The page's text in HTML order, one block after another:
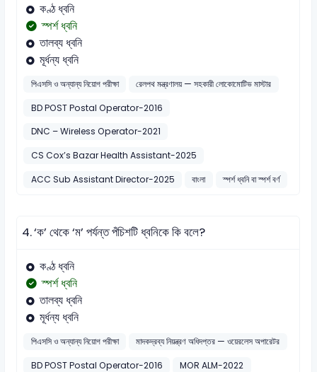
কণ্ঠ ধ্বনি
স্পর্শ ধ্বনি
তালব্য ধ্বনি
মূর্ধন্য ধ্বনি
পিএসসি ও অন্যান্য নিয়োগ পরীক্ষা
রেলপথ মন্ত্রণালয় — সহকারী লোকোমোটিভ মাস্টার
BD POST Postal Operator-2016
DNC – Wireless Operator-2021
CS Cox’s Bazar Health Assistant-2025
ACC Sub Assistant Director-2025
বাংলা স্পর্শ ধ্বনি বা স্পর্শ বর্ণ
4.‘ক’ থেকে ‘ম’ পর্যন্ত পঁচিশটি ধ্বনিকে কি বলে?
কণ্ঠ ধ্বনি
স্পর্শ ধ্বনি
তালব্য ধ্বনি
মূর্ধন্য ধ্বনি
পিএসসি ও অন্যান্য নিয়োগ পরীক্ষা
মাদকদ্রব্য নিয়ন্ত্রণ অধিদপ্তর — ওয়েরলেস অপারেটর
BD POST Postal Operator-2016
MOR ALM-2022